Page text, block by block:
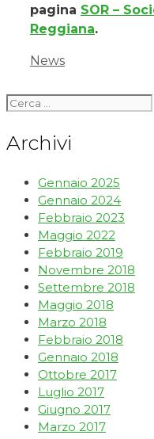
pagina SOR –
Reggiana.
News
Archivi
Gennaio 2025
Gennaio 2024
Febbraio 2023
Maggio 2022
Febbraio 2019
Novembre 2018
Settembre 2018
Maggio 2018
Marzo 2018
Febbraio 2018
Gennaio 2018
Ottobre 2017
Luglio 2017
Giugno 2017
Marzo 2017